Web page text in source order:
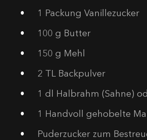
1 Packung Vanillezucker
100 g Butter
150 g Mehl
2 TL Backpulver
1 dl Halbrahm (Sahne)
1 Handvoll gehobelte
Puderzucker zum